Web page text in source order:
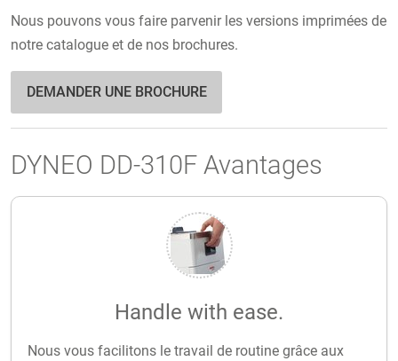
Nous pouvons vous faire parvenir les versions imprimées de
notre catalogue et de nos brochures.
DEMANDER UNE BROCHURE
DYNEO DD-310F Avantages
Handle with ease.
Nous vous facilitons le travail de routine grâce aux